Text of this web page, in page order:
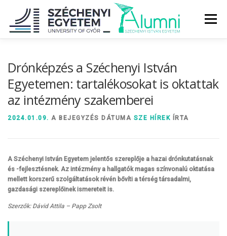
tartalomhoz
Menü
DIPLOMAÁTADÓ DIPLOMÁN TÚL
Drónképzés a Széchenyi István
Egyetemen: tartalékosokat is oktattak
az intézmény szakemberei
2024.01.09. A BEJEGYZÉS DÁTUMA SZE HÍREK ÍRTA
A Széchenyi István Egyetem jelentős szereplője a hazai drónkutatásnak
és -fejlesztésnek. Az intézmény a hallgatók magas színvonalú oktatása
mellett korszerű szolgáltatások révén bővíti a térség társadalmi,
gazdasági szereplőinek ismereteit is.
Szerzők: Dávid Attila – Papp Zsolt